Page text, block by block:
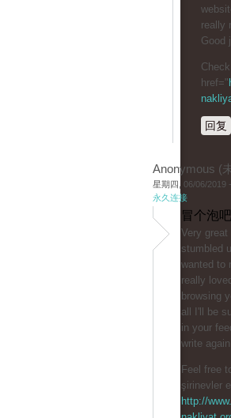
really
Good
href="
回复
Anonymous (
星期四, 06/06/2019
永久连接
冒个泡
Very
stumbled
wanted to
really
browsing
all I'll be
in your
write
Feel free
şirinevler
http://